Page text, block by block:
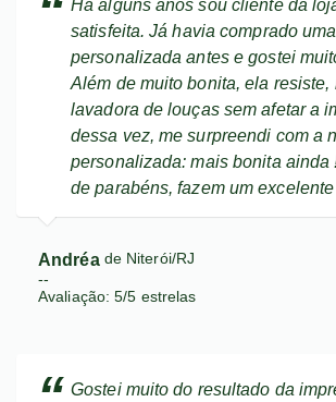
satisfeita. Já havia comprado
personalizada antes e gostei
Além de muito bonita, ela resiste,
lavadora de louças sem afetar a
dessa vez, me surpreendi com a
personalizada: mais bonita ainda
de parabéns, fazem um
Andréa de Niterói/RJ
--
Avaliação:5/5 estrelas
Gostei muito do resultado da